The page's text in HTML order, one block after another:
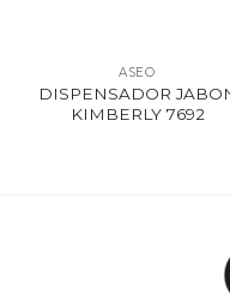
ASEO
DISPENSADOR
KIMBERLY 7692